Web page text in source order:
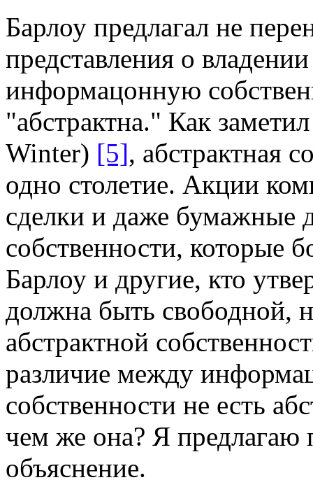
Барлоу предлагал не
представления о
информацонную
"абстрактна." Как
Winter) [5], абстрактная
одно столетие. Акции
сделки и даже бумажные
собственности, которые
Барлоу и другие, кто
должна быть свободной,
абстрактной
различие между
собственности не есть
чем же она? Я предлагаю
объяснение.